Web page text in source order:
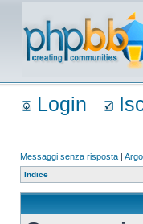
Login
Messaggi senza risposta |
Indice